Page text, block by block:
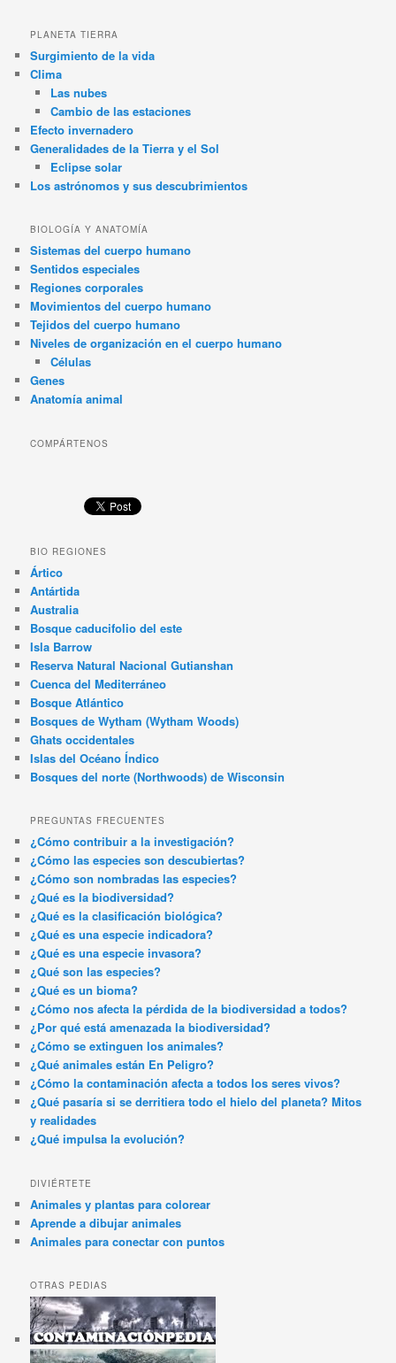
PLANETA TIERRA
Surgimiento de la vida
Clima
Las nubes
Cambio de las estaciones
Efecto invernadero
Generalidades de la Tierra y el Sol
Eclipse solar
Los astrónomos y sus descubrimientos
BIOLOGÍA Y ANATOMÍA
Sistemas del cuerpo humano
Sentidos especiales
Regiones corporales
Movimientos del cuerpo humano
Tejidos del cuerpo humano
Niveles de organización en el cuerpo humano
Células
Genes
Anatomía animal
COMPÁRTENOS
BIO REGIONES
Ártico
Antártida
Australia
Bosque caducifolio del este
Isla Barrow
Reserva Natural Nacional Gutianshan
Cuenca del Mediterráneo
Bosque Atlántico
Bosques de Wytham (Wytham Woods)
Ghats occidentales
Islas del Océano Índico
Bosques del norte (Northwoods) de Wisconsin
PREGUNTAS FRECUENTES
¿Cómo contribuir a la investigación?
¿Cómo las especies son descubiertas?
¿Cómo son nombradas las especies?
¿Qué es la biodiversidad?
¿Qué es la clasificación biológica?
¿Qué es una especie indicadora?
¿Qué es una especie invasora?
¿Qué son las especies?
¿Qué es un bioma?
¿Cómo nos afecta la pérdida de la biodiversidad a todos?
¿Por qué está amenazada la biodiversidad?
¿Cómo se extinguen los animales?
¿Qué animales están En Peligro?
¿Cómo la contaminación afecta a todos los seres vivos?
¿Qué pasaría si se derritiera todo el hielo del planeta? Mitos
y realidades
¿Qué impulsa la evolución?
DIVIÉRTETE
Animales y plantas para colorear
Aprende a dibujar animales
Animales para conectar con puntos
OTRAS PEDIAS